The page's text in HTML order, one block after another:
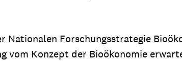
Nationalen Forschungsstrategie
vom Konzept der Bioökonomie